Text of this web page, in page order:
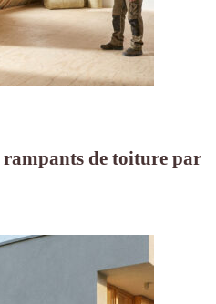
rampants de toiture par